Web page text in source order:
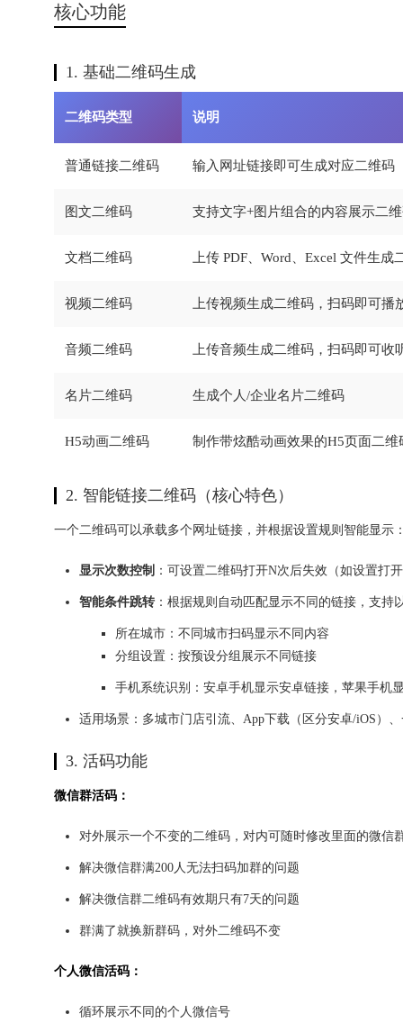
核心功能
1. 基础二维码生成
二维码类型 说明
普通链接二维码 输入网址链接即可生成对应二维码
图文二维码 支持文字+图片组合的内容展示二
文档二维码 上传 PDF、Word、Excel 文件生
视频二维码 上传视频生成二维码，扫码即可播
音频二维码 上传音频生成二维码，扫码即可收
名片二维码 生成个人/企业名片二维码
H5动画二维码 制作带炫酷动画效果的H5页面二维
2. 智能链接二维码（核心特色）
一个二维码可以承载多个网址链接，并根据设置规则智能显示
显示次数控制 ：可设置二维码打开N次后失效（如设置打
智能条件跳转：根据规则自动匹配显示不同的链接，支持
所在城市：不同城市扫码显示不同内容
分组设置：按预设分组展示不同链接
手机系统识别：安卓手机显示安卓链接，苹果手机
适用场景：多城市门店引流、App下载（区分安卓/iOS）
3. 活码功能
微信群活码：
对外展示一个不变的二维码，对内可随时修改里面的微信
解决微信群满200人无法扫码加群的问题
解决微信群二维码有效期只有7天的问题
群满了就换新群码，对外二维码不变
个人微信活码：
循环展示不同的个人微信号